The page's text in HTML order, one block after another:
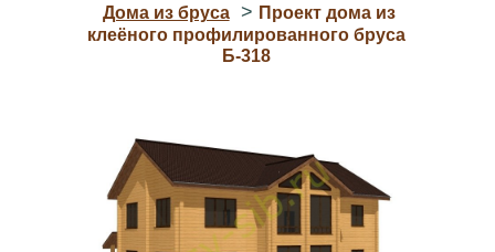
Дома из бруса > Проект дома из
клеёного профилированного бруса
Б-318